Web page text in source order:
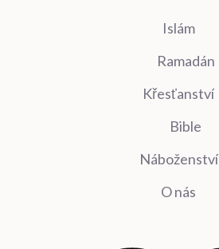
Islám
Ramadán
Křesťanství
Bible
Náboženství
O nás